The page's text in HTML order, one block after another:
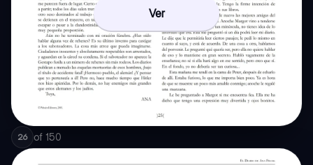
Ver
26 of 150